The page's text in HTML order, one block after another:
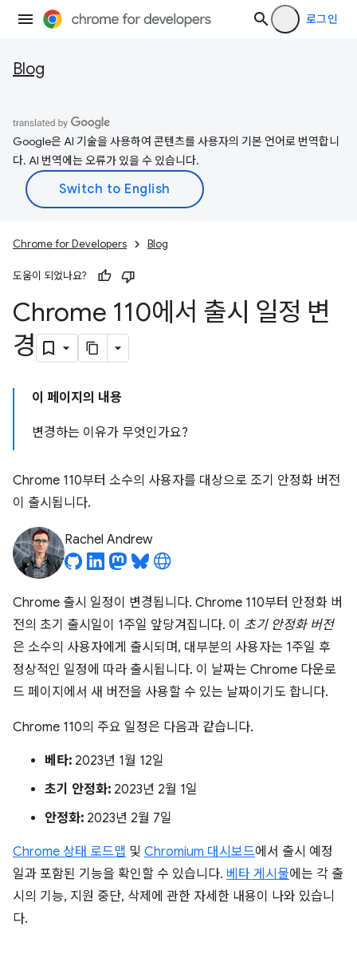
로그인
Blog
Google은 AI 기술을 사용하여 콘텐츠를 사용자의 기본 언어로 번역합니
다. AI 번역에는 오류가 있을 수 있습니다.
Chrome for Developers Blog
도움이 되었나요?
Chrome 110에서 출시 일정 변
경
이 페이지의 내용
변경하는 이유가 무엇인가요?
Chrome 110부터 소수의 사용자를 대상으로 조기 안정화 버전
이 출시됩니다.
Rachel Andrew
Chrome 출시 일정이 변경됩니다. Chrome 110부터 안정화 버
전의 초기 출시일이 1주일 앞당겨집니다. 이 초기 안정화 버전
은 소수의 사용자에게 출시되며, 대부분의 사용자는 1주일 후
정상적인 일정에 따라 출시됩니다. 이 날짜는 Chrome 다운로
드 페이지에서 새 버전을 사용할 수 있는 날짜이기도 합니다.
Chrome 110의 주요 일정은 다음과 같습니다.
베타: 2023년 1월 12일
초기 안정화: 2023년 2월 1일
안정화: 2023년 2월 7일
Chrome 상태 로드맵 및 Chromium 대시보드에서 출시 예정
일과 포함된 기능을 확인할 수 있습니다. 베타 게시물에는 각 출
시의 기능, 지원 중단, 삭제에 관한 자세한 내용이 나와 있습니
다.